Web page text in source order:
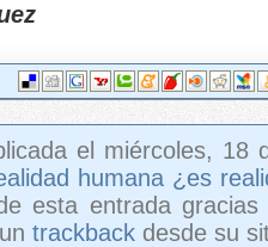
el miércoles,
humana ¿es
esta entrada
trackback desde su